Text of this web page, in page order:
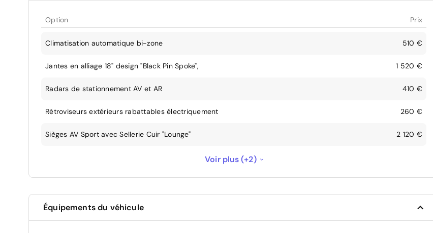
Option Prix
Climatisation automatique bi-zone 510 €
Jantes en alliage 18" design "Black Pin Spoke", 1 520 €
Radars de stationnement AV et AR 410 €
Rétroviseurs extérieurs rabattables électriquement 260 €
Sièges AV Sport avec Sellerie Cuir "Lounge" 2 120 €
Teinte de carrosserie métallisée - Midnight Black
Toit ouvrant panoramique en verre 990 €
Voir plus (+2)
Équipements du véhicule